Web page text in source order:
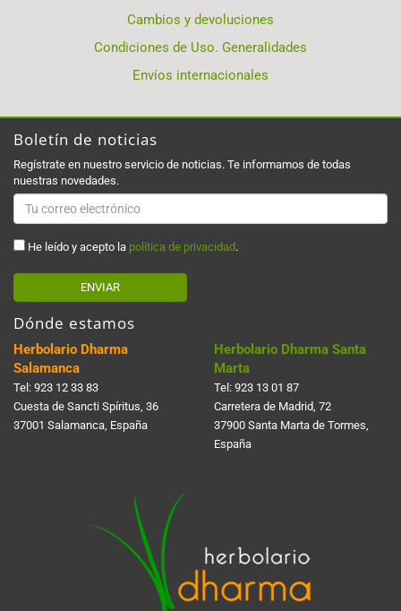
Cambios y devoluciones
Condiciones de Uso. Generalidades
Envíos internacionales
Boletín de noticias
Regístrate en nuestro servicio de noticias. Te informamos de todas
nuestras novedades.
He leído y acepto la política de privacidad.
ENVIAR
Dónde estamos
Herbolario Dharma
Salamanca
Tel: 923 12 33 83
Cuesta de Sancti Spí­ritus, 36
37001 Salamanca, España
Herbolario Dharma Santa
Marta
Tel: 923 13 01 87
Carretera de Madrid, 72
37900 Santa Marta de Tormes,
España